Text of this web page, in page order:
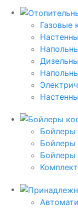
Газовые
Бойлеры
Бойлеры
Бойлеры